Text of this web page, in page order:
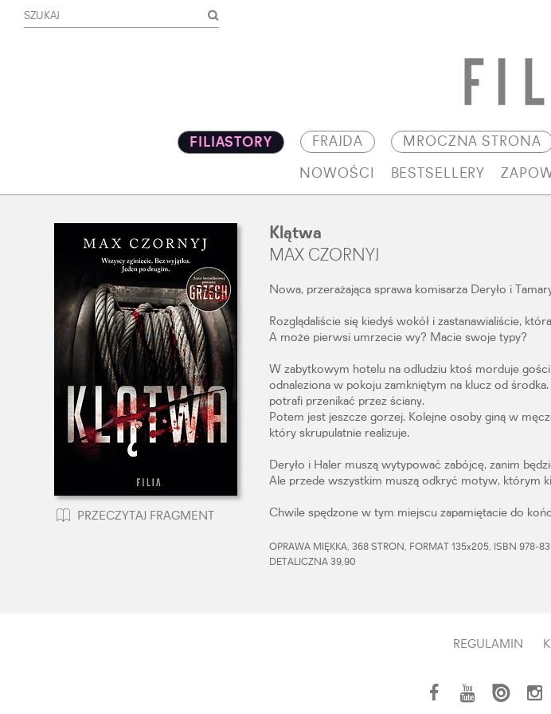
FILIASTORY FRAJDA MROCZNA STRONA
NOWOŚCI BESTSELLERY
PRZECZYTAJ FRAGMENT
Klątwa
MAX CZORNYJ
Nowa, przerażająca sprawa komisarza Deryło i
Rozglądaliście się kiedyś wokół i zastanawialiście,
A może pierwsi umrzecie wy? Macie swoje typy?
W zabytkowym hotelu na odludziu ktoś morduje
odnaleziona w pokoju zamkniętym na klucz od
potrafi przenikać przez ściany.
Potem jest jeszcze gorzej. Kolejne osoby giną w
który skrupulatnie realizuje.
Deryło i Haler muszą wytypować zabójcę, zanim
Ale przede wszystkim muszą odkryć motyw, którym
Chwile spędzone w tym miejscu zapamiętacie do
OPRAWA MIĘKKA, 368 STRON, FORMAT 135x205, ISBN 978-
DETALICZNA 39,90
REGULAMIN